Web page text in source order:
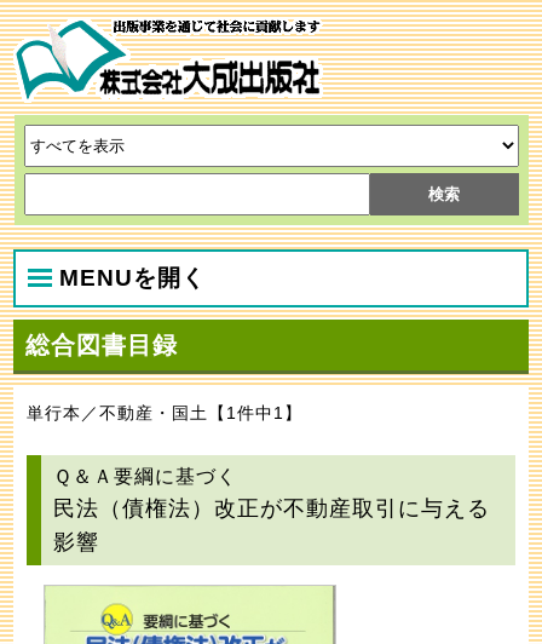
MENUを開く
総合図書目録
単行本／不動産・国土【1件中1】
Ｑ＆Ａ要綱に基づく
民法（債権法）改正が不動産取引に与える
影響